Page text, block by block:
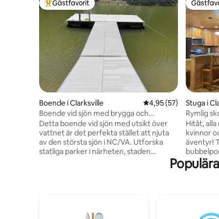
Populär gästfavorit
Gästfavorit
Boende i Clarksville 4,95 av 5 i
4,95 (57)
Boende vid sjön med brygga och
båtramp
Detta boende vid sjön med utsikt över
vattnet är det perfekta stället att njuta
av den största sjön i NC/VA. Utforska
statliga parker i närheten, staden
restauranger. Det lugna grannskapet har
med tillgång till en privat brygga och
Stuga i
Rymlig
Hitåt,
kvinnor
äventyr!
en
och